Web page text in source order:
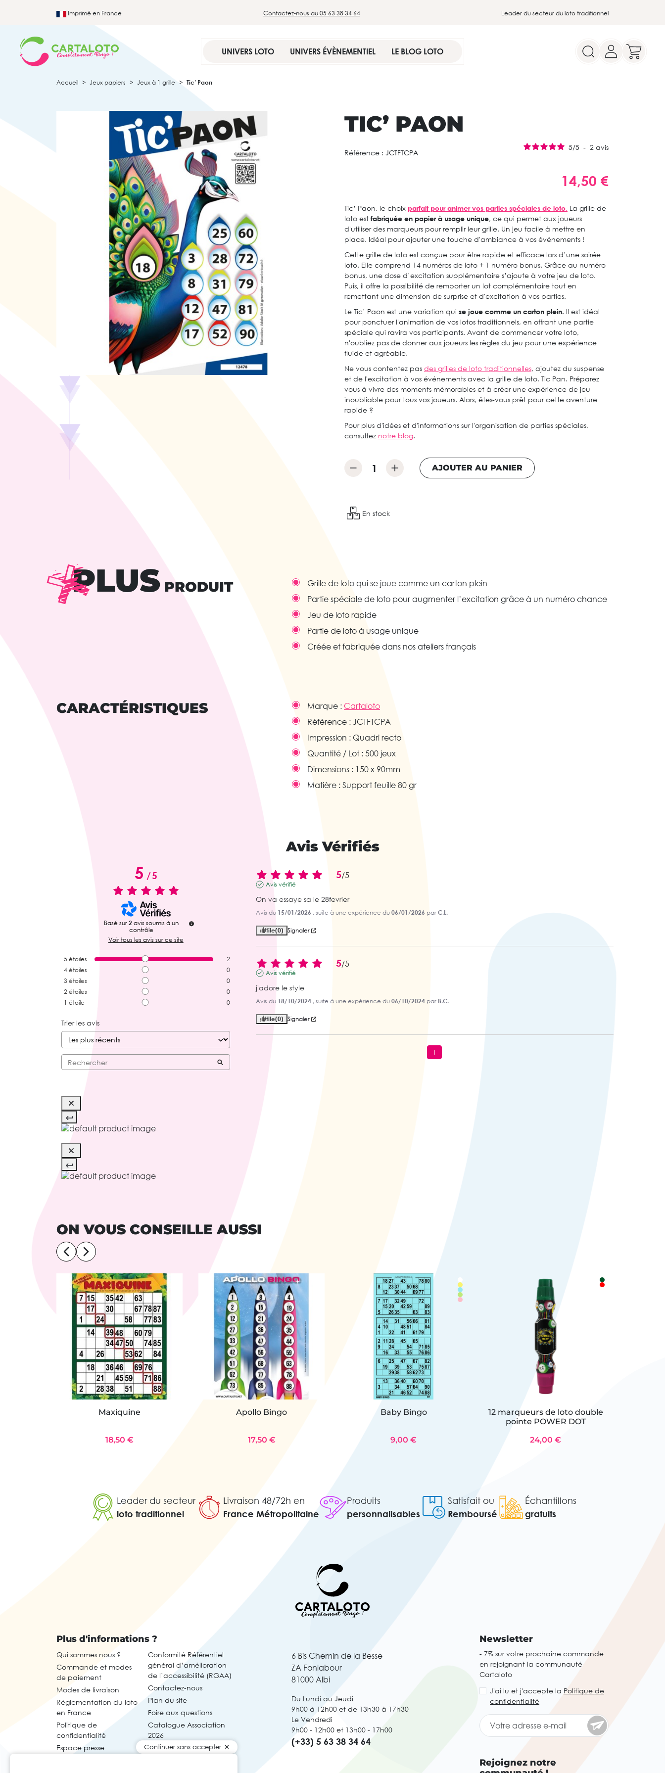
Imprimé en France Contactez-nous au 05 63 38 34 64 Leader du secteur du loto traditionnel
UNIVERS LOTO UNIVERS ÉVÈNEMENTIEL LE BLOG LOTO
Accueil Jeux papiers Jeux à 1 grille Tic’ Paon
TIC’ PAON
Référence : JCTFTCPA
5/5 - 2 avis
14,50 €
Tic’ Paon, le choix parfait pour animer vos parties spéciales de loto. La grille de
loto est fabriquée en papier à usage unique, ce qui permet aux joueurs
d'utiliser des marqueurs pour remplir leur grille. Un jeu facile à mettre en
place. Idéal pour ajouter une touche d'ambiance à vos événements !
Cette grille de loto est conçue pour être rapide et efficace lors d’une soirée
loto. Elle comprend 14 numéros de loto + 1 numéro bonus. Grâce au numéro
bonus, une dose d’excitation supplémentaire s’ajoute à votre jeu de loto.
Puis, il offre la possibilité de remporter un lot complémentaire tout en
remettant une dimension de surprise et d'excitation à vos parties.
Le Tic’ Paon est une variation qui se joue comme un carton plein. Il est idéal
pour ponctuer l'animation de vos lotos traditionnels, en offrant une partie
spéciale qui ravira vos participants. Avant de commencer votre loto,
n'oubliez pas de donner aux joueurs les règles du jeu pour une expérience
fluide et agréable.
Ne vous contentez pas des grilles de loto traditionnelles, ajoutez du suspense
et de l'excitation à vos événements avec la grille de loto, Tic Pan. Préparez
vous à vivre des moments mémorables et à créer une expérience de jeu
inoubliable pour tous vos joueurs. Alors, êtes-vous prêt pour cette aventure
rapide ?
Pour plus d'idées et d'informations sur l'organisation de parties spéciales,
consultez notre blog.
AJOUTER AU PANIER
En stock
PLUS PRODUIT
Grille de loto qui se joue comme un carton plein
Partie spéciale de loto pour augmenter l’excitation grâce à un numéro chance
Jeu de loto rapide
Partie de loto à usage unique
Créée et fabriquée dans nos ateliers français
CARACTÉRISTIQUES Marque : Cartaloto
Référence : JCTFTCPA
Impression : Quadri recto
Quantité / Lot : 500 jeux
Dimensions : 150 x 90mm
Matière : Support feuille 80 gr
Avis Vérifiés
5/5
Basé sur2 avis soumis à un
contrôle
Voir tous les avis sur ce site
5 étoiles
2
4 étoiles
0
3 étoiles
0
2 étoiles
0
1 étoile 0
Trier les avis
5/5
Avis vérifié
On va essaye sa le 28fevrier
Avis du 15/01/2026 , suite à une expérience du 06/01/2026 par C.L.
Utile(0) Signaler
5/5
Avis vérifié
j'adore le style
Avis du 18/10/2024 , suite à une expérience du 06/10/2024 par B.C.
Utile(0) Signaler
1
ON VOUS CONSEILLE AUSSI
Maxiquine
18,50 €
Apollo Bingo
17,50 €
Baby Bingo
9,00 €
12 marqueurs de loto double
pointe POWER DOT
24,00 €
Leader du secteur
loto traditionnel
Livraison 48/72h en
France Métropolitaine
Produits
personnalisables
Satisfait ou
Remboursé
Échantillons
gratuits
Plus d'informations ?
Qui sommes nous ?
Commande et modes
de paiement
Modes de livraison
Règlementation du loto
en France
Politique de
confidentialité
Espace presse
Conformité Référentiel
général d’amélioration
de l’accessibilité (RGAA)
Contactez-nous
Plan du site
Foire aux questions
Catalogue Association
2026
6 Bis Chemin de la Besse
ZA Fonlabour
81000 Albi
Du Lundi au Jeudi
9h00 à 12h00 et de 13h30 à 17h30
Le Vendredi
9h00 - 12h00 et 13h00 - 17h00
(+33) 5 63 38 34 64
Newsletter
- 7% sur votre prochaine commande
en rejoignant la communauté
Cartaloto
J'ai lu et j'accepte la Politique de
confidentialité
Rejoignez notre
Continuer sans accepter